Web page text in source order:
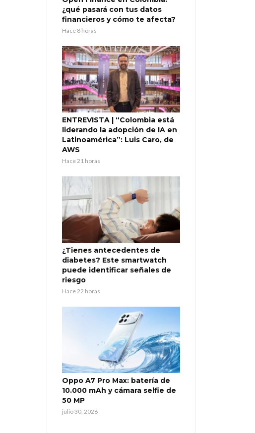
¿qué pasará con tus datos
financieros y cómo te afecta?
Hace 8 horas
ENTREVISTA | “Colombia está
liderando la adopción de IA en
Latinoamérica”: Luis Caro, de
AWS
Hace 21 horas
¿Tienes antecedentes de
diabetes? Este smartwatch
puede identificar señales de
riesgo
Hace 22 horas
Oppo A7 Pro Max: batería de
10.000 mAh y cámara selfie de
50 MP
julio 30, 2026